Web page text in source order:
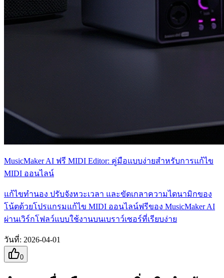
MusicMaker AI ฟรี MIDI Editor: คู่มือแบบง่ายสำหรับการแก้ไข
MIDI ออนไลน์
แก้ไขทำนอง ปรับจังหวะเวลา และขัดเกลาความไดนามิกของ
โน้ตด้วยโปรแกรมแก้ไข MIDI ออนไลน์ฟรีของ MusicMaker AI
ผ่านเวิร์กโฟลว์แบบใช้งานบนเบราว์เซอร์ที่เรียบง่าย
วันที่: 2026-04-01
0